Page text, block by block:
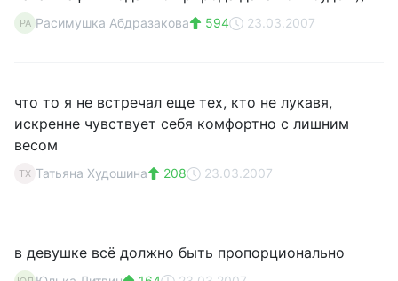
РА Расимушка Абдразакова 594 23.03.2007
что то я не встречал еще тех, кто не лукавя,
искренне чувствует себя комфортно с лишним
весом
ТХ Татьяна Худошина 208 23.03.2007
в девушке всё должно быть пропорционально